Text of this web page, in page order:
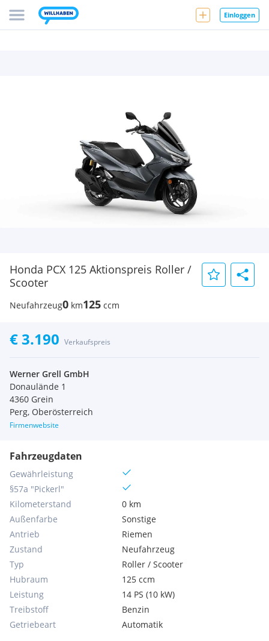
Einloggen
Honda PCX 125 Aktionspreis Roller /
Scooter
Neufahrzeug0 km125 ccm
€ 3.190 Verkaufspreis
Werner Grell GmbH
Donaulände 1
4360 Grein
Perg, Oberösterreich
Firmenwebsite
Fahrzeugdaten
Gewährleistung
§57a "Pickerl"
Kilometerstand
0 km
Außenfarbe
Sonstige
Antrieb
Riemen
Zustand
Neufahrzeug
Typ
Roller / Scooter
Hubraum
125 ccm
Leistung
14 PS (10 kW)
Treibstoff
Benzin
Getriebeart
Automatik